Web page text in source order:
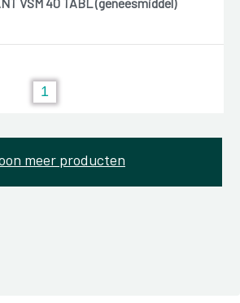
meer producten